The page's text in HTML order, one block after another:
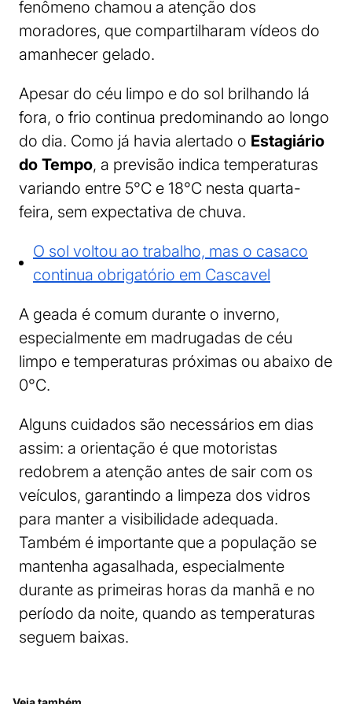
fenômeno chamou a atenção dos
moradores, que compartilharam vídeos do
amanhecer gelado.
Apesar do céu limpo e do sol brilhando lá
fora, o frio continua predominando ao longo
do dia. Como já havia alertado o Estagiário
do Tempo, a previsão indica temperaturas
variando entre 5°C e 18°C nesta quarta-
feira, sem expectativa de chuva.
O sol voltou ao trabalho, mas o casaco
continua obrigatório em Cascavel
A geada é comum durante o inverno,
especialmente em madrugadas de céu
limpo e temperaturas próximas ou abaixo de
0°C.
Alguns cuidados são necessários em dias
assim: a orientação é que motoristas
redobrem a atenção antes de sair com os
veículos, garantindo a limpeza dos vidros
para manter a visibilidade adequada.
Também é importante que a população se
mantenha agasalhada, especialmente
durante as primeiras horas da manhã e no
período da noite, quando as temperaturas
seguem baixas.